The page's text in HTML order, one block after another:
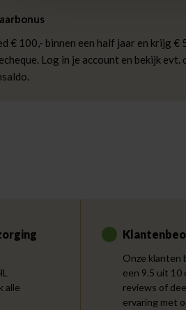
€ 100,- binnen een half jaar en krijg €
Log in je account en bekijk evt.
alle
Onze klanten
een 9.5 uit 10
reviews of
ervaring met